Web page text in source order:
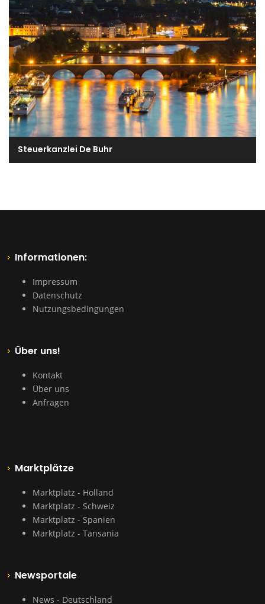
Steuerkanzlei De Buhr
Informationen:
Impressum
Datenschutz
Nutzungsbedingungen
Über uns!
Kontakt
Über uns
Anfragen
Marktplätze
Marktplatz - Holland
Marktplatz - Schweiz
Marktplatz - Spanien
Marktplatz - Tansania
Newsportale
News - Deutschland